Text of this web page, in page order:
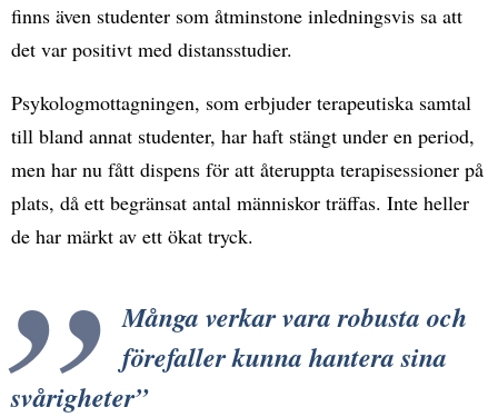
finns även studenter som åtminstone inledningsvis sa att
det var positivt med distansstudier.
Psykologmottagningen, som erbjuder terapeutiska samtal
till bland annat studenter, har haft stängt under en period,
men har nu fått dispens för att återuppta terapisessioner på
plats, då ett begränsat antal människor träffas. Inte heller
de har märkt av ett ökat tryck.
Många verkar vara robusta och
förefaller kunna hantera sina
svårigheter